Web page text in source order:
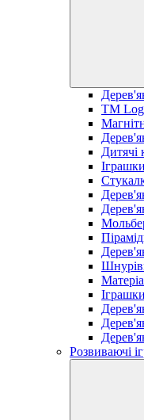
TM
Дитячі
Розвиваючі